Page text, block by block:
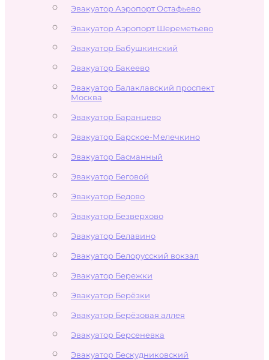
Эвакуатор Аэропорт Остафьево
Эвакуатор Аэропорт Шереметьево
Эвакуатор Бабушкинский
Эвакуатор Бакеево
Эвакуатор Балаклавский проспект
Москва
Эвакуатор Баранцево
Эвакуатор Барское-Мелечкино
Эвакуатор Басманный
Эвакуатор Беговой
Эвакуатор Бедово
Эвакуатор Безверхово
Эвакуатор Белавино
Эвакуатор Белорусский вокзал
Эвакуатор Бережки
Эвакуатор Берёзки
Эвакуатор Берёзовая аллея
Эвакуатор Берсеневка
Эвакуатор Бескудниковский